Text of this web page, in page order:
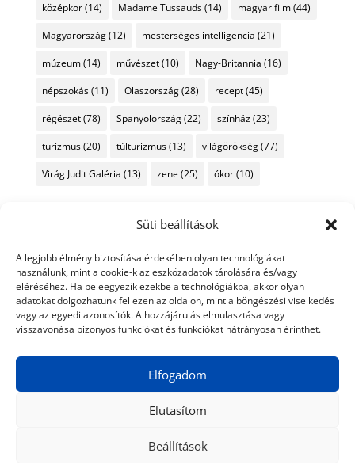
Süti beállítások
A legjobb élmény biztosítása érdekében olyan technológiákat
használunk, mint a cookie-k az eszközadatok tárolására és/vagy
eléréséhez. Ha beleegyezik ezekbe a technológiákba, akkor olyan
adatokat dolgozhatunk fel ezen az oldalon, mint a böngészési viselkedés
vagy az egyedi azonosítók. A hozzájárulás elmulasztása vagy
visszavonása bizonyos funkciókat és funkciókat hátrányosan érinthet.
Elfogadom
Elutasítom
Beállítások
középkor(14) Madame Tussauds(14) magyar film(44)
Magyarország(12) mesterséges intelligencia (21)
múzeum(14) művészet(10) Nagy-Britannia (16)
népszokás(11) Olaszország(28) recept(45)
régészet(78) Spanyolország(22) színház(23)
turizmus(20) túlturizmus(13) világörökség(77)
Virág Judit Galéria (13) zene (25) ókor(10)
© 2024 Tiéd a Világ
Médiaajánlat